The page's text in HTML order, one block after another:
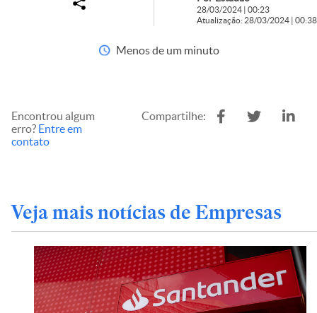
28/03/2024 | 00:23
Atualização: 28/03/2024 | 00:38
Menos de um minuto
Encontrou algum
erro? Entre em
contato
Compartilhe:
Veja mais notícias de Empresas